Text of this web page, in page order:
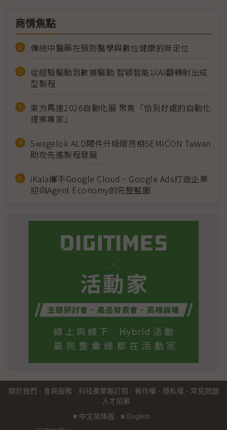
商情焦點
傳統中醫藥在預防醫學與數位健康的新定位
從經驗驅動到數據驅動 智穎智能以AI翻轉射出成
型製程
東方馬達2026自動化展 聚焦「恰到好處的自動化
提案專家」
Swagelok ALD閥件升級版亮相SEMICON Taiwan
助攻先進製程發展
iKala攜手Google Cloud、Google Ads打造企業
迎向Agent Economy的完整藍圖
關於我們 · 會員服務 · 科技產業報訂閱 · 著作權 · 隱私權 · 常見問題
· 人才招募
■ 中文简体版 ■ English